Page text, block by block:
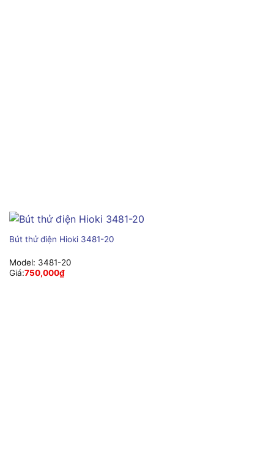
Bút thử điện Hioki 3481-20
Model: 3481-20
Giá:750,000₫